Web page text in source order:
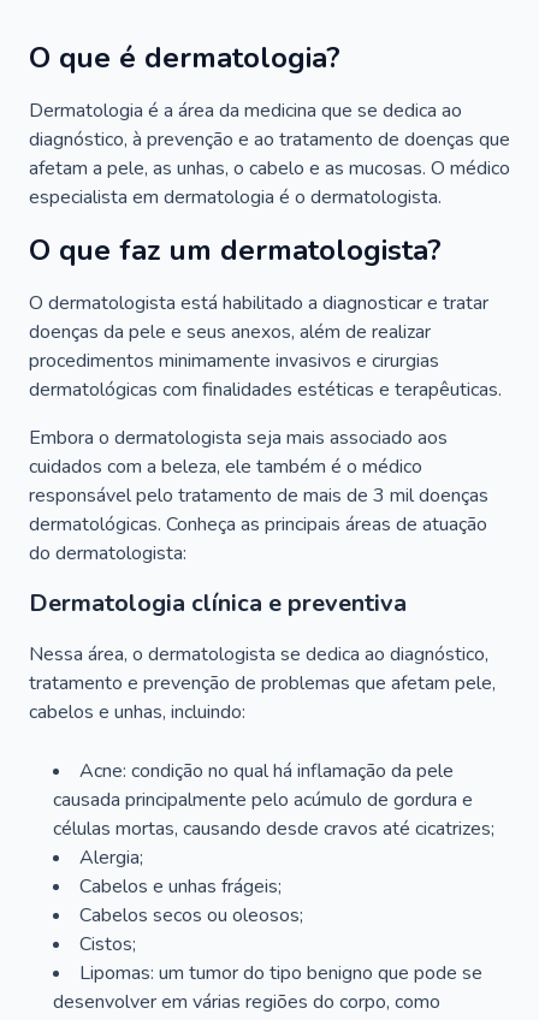
O que é dermatologia?
Dermatologia é a área da medicina que se dedica ao
diagnóstico, à prevenção e ao tratamento de doenças que
afetam a pele, as unhas, o cabelo e as mucosas. O médico
especialista em dermatologia é o dermatologista.
O que faz um dermatologista?
O dermatologista está habilitado a diagnosticar e tratar
doenças da pele e seus anexos, além de realizar
procedimentos minimamente invasivos e cirurgias
dermatológicas com finalidades estéticas e terapêuticas.
Embora o dermatologista seja mais associado aos
cuidados com a beleza, ele também é o médico
responsável pelo tratamento de mais de 3 mil doenças
dermatológicas. Conheça as principais áreas de atuação
do dermatologista:
Dermatologia clínica e preventiva
Nessa área, o dermatologista se dedica ao diagnóstico,
tratamento e prevenção de problemas que afetam pele,
cabelos e unhas, incluindo:
Acne: condição no qual há inflamação da pele
causada principalmente pelo acúmulo de gordura e
células mortas, causando desde cravos até cicatrizes;
Alergia;
Cabelos e unhas frágeis;
Cabelos secos ou oleosos;
Cistos;
Lipomas: um tumor do tipo benigno que pode se
desenvolver em várias regiões do corpo, como